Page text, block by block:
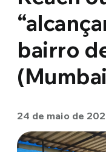
bairro
24 de maio de